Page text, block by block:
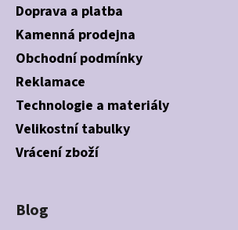
Doprava a platba
Kamenná prodejna
Obchodní podmínky
Reklamace
Technologie a materiály
Velikostní tabulky
Vrácení zboží
Blog